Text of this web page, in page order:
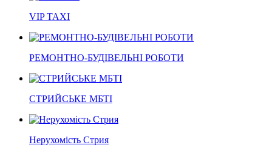
VIP TAXI
РЕМОНТНО-БУДІВЕЛЬНІ РОБОТИ
СТРИЙСЬКЕ МБТІ
Нерухомість Стрия